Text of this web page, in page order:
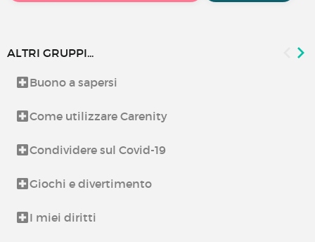
ALTRI GRUPPI...
Buono a sapersi
Come utilizzare Carenity
Condividere sul Covid-19
Giochi e divertimento
I miei diritti